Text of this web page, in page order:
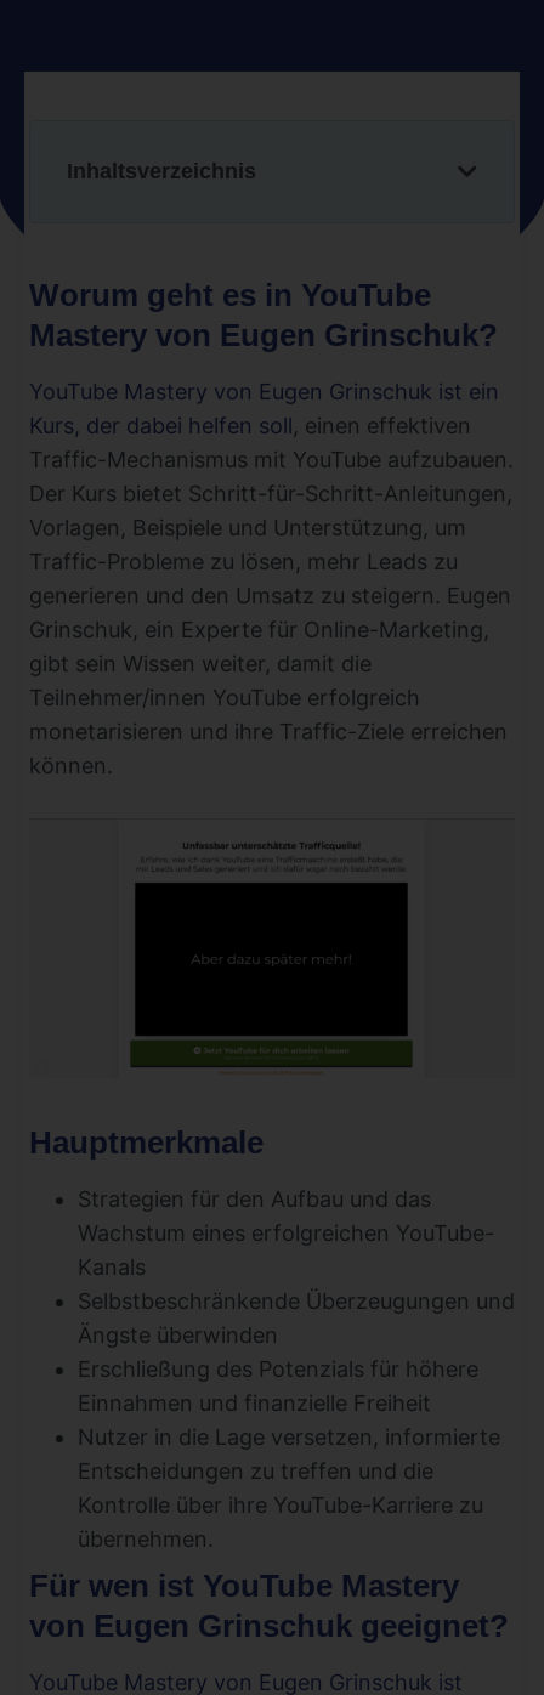
Inhaltsverzeichnis
Worum geht es in YouTube
Mastery von Eugen Grinschuk?
YouTube Mastery von Eugen Grinschuk ist ein
Kurs, der dabei helfen soll, einen effektiven
Traffic-Mechanismus mit YouTube aufzubauen.
Der Kurs bietet Schritt-für-Schritt-Anleitungen,
Vorlagen, Beispiele und Unterstützung, um
Traffic-Probleme zu lösen, mehr Leads zu
generieren und den Umsatz zu steigern. Eugen
Grinschuk, ein Experte für Online-Marketing,
gibt sein Wissen weiter, damit die
Teilnehmer/innen YouTube erfolgreich
monetarisieren und ihre Traffic-Ziele erreichen
können.
Hauptmerkmale
Strategien für den Aufbau und das
Wachstum eines erfolgreichen YouTube-
Kanals
Selbstbeschränkende Überzeugungen und
Ängste überwinden
Erschließung des Potenzials für höhere
Einnahmen und finanzielle Freiheit
Nutzer in die Lage versetzen, informierte
Entscheidungen zu treffen und die
Kontrolle über ihre YouTube-Karriere zu
übernehmen.
Für wen ist YouTube Mastery
von Eugen Grinschuk geeignet?
YouTube Mastery von Eugen Grinschuk ist